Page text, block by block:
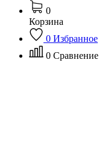
0
Корзина
0 Избранное
0 Сравнение